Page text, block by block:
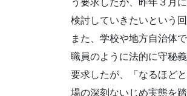
検討していきたいという
また、学校や地方自治体
職員のように法的に守秘
要求したが、「なるほど
場の深刻ないじめ実態を